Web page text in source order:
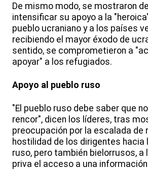
De mismo modo, se mostraron
intensificar su apoyo a la
pueblo ucraniano y a los países
recibiendo el mayor éxodo de
sentido, se comprometieron a
apoyar" a los refugiados.
Apoyo al pueblo ruso
"El pueblo ruso debe saber que
rencor", dicen los líderes, tras
preocupación por la escalada de
hostilidad de los dirigentes hacia
ruso, pero también bielorrusos, a
priva el acceso a una